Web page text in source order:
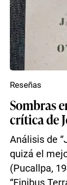
Sombras
crítica de
Análisis de
quizá el
(Pucallpa,
Reseñas